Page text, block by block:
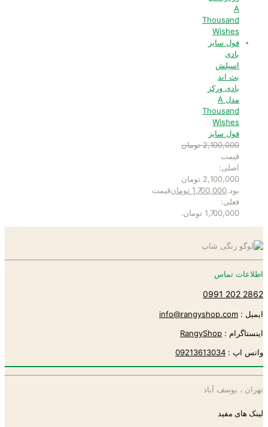
بادی
اسپلش
بث اند
بادی ورکز
مدل A
Thousand
Wishes
فول سایز
2,100,000 تومان
قیمت
اصلی:
2,100,000 تومان
بود.1,700,000 تومانقیمت
فعلی:
1,700,000 تومان.
اطلاعات تماس
2862 202 0991
ایمیل : info@rangyshop.com
اینستاگرام : RangyShop
واتس اپ : 09213613034
تهران ، یوسف آباد
لینک های مفید